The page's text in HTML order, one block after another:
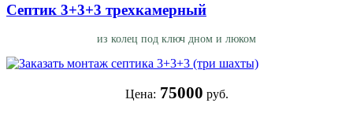
Септик 3+3+3 трехкамерный
из колец под ключ дном и люком
Цена: 75000 руб.